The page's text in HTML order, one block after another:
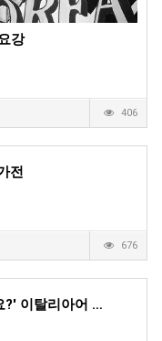
강
406
전
676
?' 이탈리아어 …